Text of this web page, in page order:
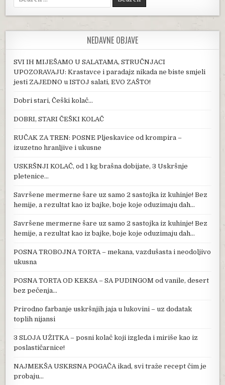
NEDAVNE OBJAVE
SVI IH MIJEŠAMO U SALATAMA, STRUČNJACI
UPOZORAVAJU: Krastavce i paradajz nikada ne biste smjeli
jesti ZAJEDNO u ISTOJ salati, EVO ZAŠTO!
Dobri stari, Češki kolač…
DOBRI, STARI ČEŠKI KOLAČ
RUČAK ZA TREN: POSNE Pljeskavice od krompira –
izuzetno hranljive i ukusne
USKRŠNJI KOLAČ, od 1 kg brašna dobijate, 3 Uskršnje
pletenice…
Savršene mermerne šare uz samo 2 sastojka iz kuhinje! Bez
hemije, a rezultat kao iz bajke, boje koje oduzimaju dah…
Savršene mermerne šare uz samo 2 sastojka iz kuhinje! Bez
hemije, a rezultat kao iz bajke, boje koje oduzimaju dah…
POSNA TROBOJNA TORTA – mekana, vazdušasta i neodoljivo
ukusna
POSNA TORTA OD KEKSA – SA PUDINGOM od vanile, desert
bez pečenja…
Prirodno farbanje uskršnjih jaja u lukovini – uz dodatak
toplih nijansi
3 SLOJA UŽITKA – posni kolač koji izgleda i miriše kao iz
poslastičarnice!
NAJMEKŠA USKRSNA POGAČA ikad, svi traže recept čim je
probaju…